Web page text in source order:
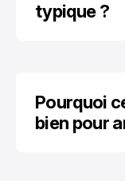
typique ?
Pourquoi
bien pour